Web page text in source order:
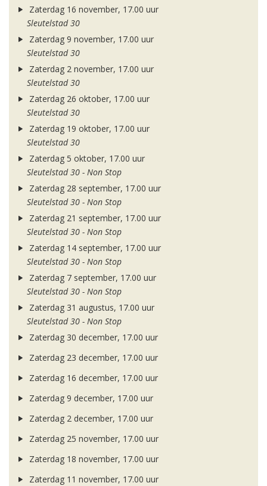
Zaterdag 16 november, 17.00 uur
Sleutelstad 30
Zaterdag 9 november, 17.00 uur
Sleutelstad 30
Zaterdag 2 november, 17.00 uur
Sleutelstad 30
Zaterdag 26 oktober, 17.00 uur
Sleutelstad 30
Zaterdag 19 oktober, 17.00 uur
Sleutelstad 30
Zaterdag 5 oktober, 17.00 uur
Sleutelstad 30 - Non Stop
Zaterdag 28 september, 17.00 uur
Sleutelstad 30 - Non Stop
Zaterdag 21 september, 17.00 uur
Sleutelstad 30 - Non Stop
Zaterdag 14 september, 17.00 uur
Sleutelstad 30 - Non Stop
Zaterdag 7 september, 17.00 uur
Sleutelstad 30 - Non Stop
Zaterdag 31 augustus, 17.00 uur
Sleutelstad 30 - Non Stop
Zaterdag 30 december, 17.00 uur
Zaterdag 23 december, 17.00 uur
Zaterdag 16 december, 17.00 uur
Zaterdag 9 december, 17.00 uur
Zaterdag 2 december, 17.00 uur
Zaterdag 25 november, 17.00 uur
Zaterdag 18 november, 17.00 uur
Zaterdag 11 november, 17.00 uur